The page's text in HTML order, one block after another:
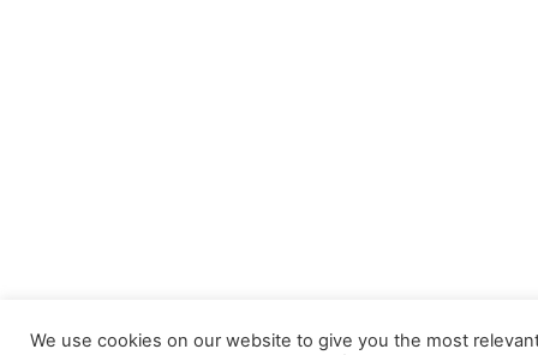
We use cookies on our website to give you the most